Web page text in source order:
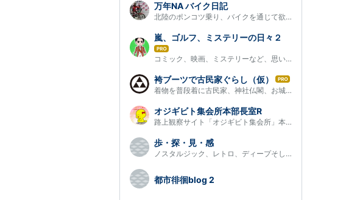
Pro
ブ
ロ
グ
Pro
万年NA バイク日記
北陸のポンコツ乗り、バイクを通じて欲のままに生きてます
嵐、ゴルフ、ミステリーの日々２
は
て
な
ブ
ロ
グ
Pro
コミック、映画、ミステリーなど、思いつくまま綴ります。街のお散…
袴ブーツで古民家ぐらし（仮）
は
て
ロ
Pro
着物を普段着に古民家、神社仏閣、お城、日本庭園、洋館などをフラ…
オジギビト集会所本部長室R
路上観察サイト「オジギビト集会所」本部長のブログ。本ブログでは…
歩・探・見・感
ノスタルジック、レトロ、ディープそしてマイナーな世界へようこそ
都市徘徊blog 2